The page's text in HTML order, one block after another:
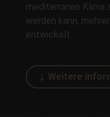
mediterranen
werden kann,
entwickelt.